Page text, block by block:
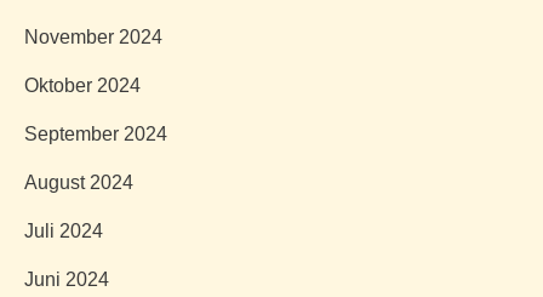
November 2024
Oktober 2024
September 2024
August 2024
Juli 2024
Juni 2024